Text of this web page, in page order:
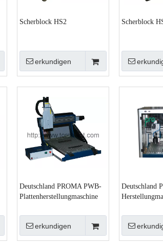
Scherblock HS2
erkundigen
Scherblock
Deutschland PROMA PWB-
Plattenherstellungmaschine
erkundigen
Deutschland